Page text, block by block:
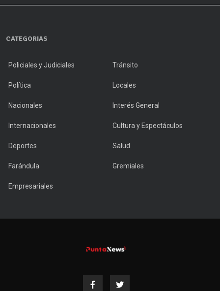
CATEGORIAS
Policiales y Judiciales Tránsito
Política Locales
Nacionales Interés General
Internacionales Cultura y Espectáculos
Deportes Salud
Farándula Gremiales
Empresariales